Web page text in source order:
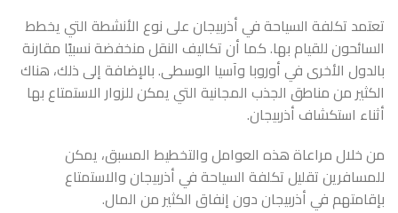
تعتمد تكلفة السياحة في أذربيجان على نوع الأنشطة التي يخطط
السائحون للقيام بها. كما أن تكاليف النقل منخفضة نسبيًا مقارنة
بالدول الأخرى في أوروبا وآسيا الوسطى. بالإضافة إلى ذلك، هناك
الكثير من مناطق الجذب المجانية التي يمكن للزوار الاستمتاع بها
أثناء استكشاف أذربيجان.
من خلال مراعاة هذه العوامل والتخطيط المسبق، يمكن
للمسافرين تقليل تكلفة السياحة في أذربيجان والاستمتاع
بإقامتهم في أذربيجان دون إنفاق الكثير من المال.